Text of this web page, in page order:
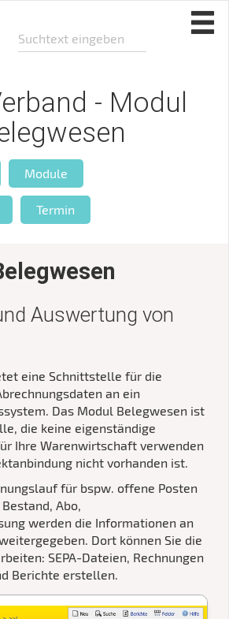
- Modul
Module
Termin
Auswertung von
eine Schnittstelle für die
an ein
Das Modul Belegwesen ist
die keine eigenständige
Ihre Warenwirtschaft verwenden
nicht vorhanden ist.
für bspw. offene Posten
Abo,
werden die Informationen an
Dort können Sie die
SEPA-Dateien, Rechnungen
Berichte erstellen.